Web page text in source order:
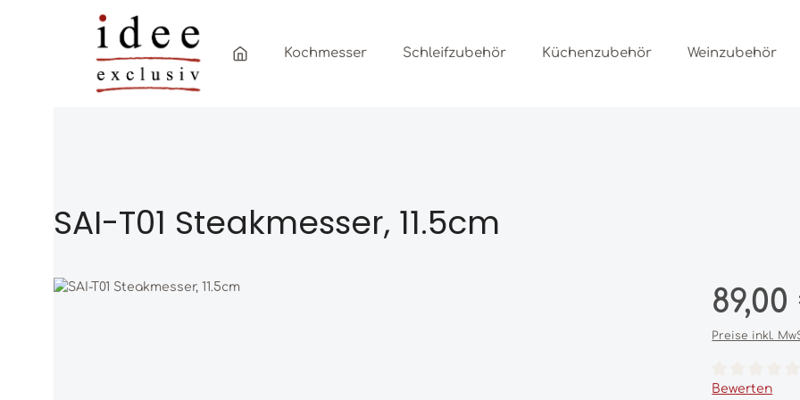
Zum Hauptinhalt springen
Zur Hauptnavigation springen
Kochmesser Schleifzubehör Küchenzubehör Weinzubehör
SAI-T01 Steakmesser, 11.5cm
Bildergalerie überspringen Regulärer
Preise inkl.
Bewerten